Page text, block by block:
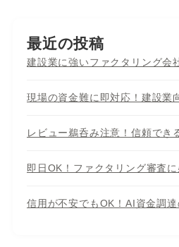
最近の投稿
建設業に強いファクタリング会
現場の資金難に即対応！建設業
レビュー鵜呑み注意！信頼でき
即日OK！ファクタリング審査
信用が不安でもOK！AI資金調